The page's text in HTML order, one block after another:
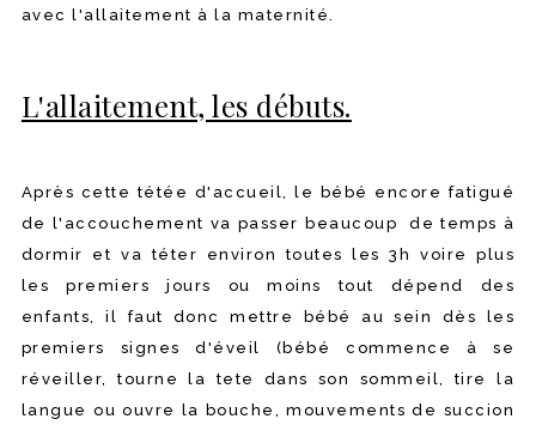
avec l'allaitement à la maternité.
L'allaitement, les débuts.
Après cette tétée d'accueil, le bébé encore fatigué
de l'accouchement va passer beaucoup de temps à
dormir et va téter environ toutes les 3h voire plus
les premiers jours ou moins tout dépend des
enfants, il faut donc mettre bébé au sein dès les
premiers signes d'éveil (bébé commence à se
réveiller, tourne la tete dans son sommeil, tire la
langue ou ouvre la bouche, mouvements de succion